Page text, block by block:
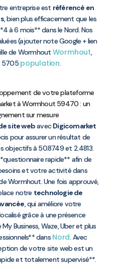
entreprise est référencé en
, bien plus efficacement que les
à 6 mois** dans le Nord. Nos
(ajouter note Google + lien
de Wormhout Wormhout,
5705 population.
de votre plateforme
à Wormhout 59470 : un
sur mesure
site webavecDigicomarket
pour assurer un résultat de
objectifs à 50.8749 et 2.4813.
rapide** afin de
et votre activité dans
Wormhout. Une fois approuvé,
notre technologie de
, qui améliore votre
grâce à une présence
Business, Waze, Uber et plus
dans Nord. Avec
de votre site web est un
et totalement supervisé**.